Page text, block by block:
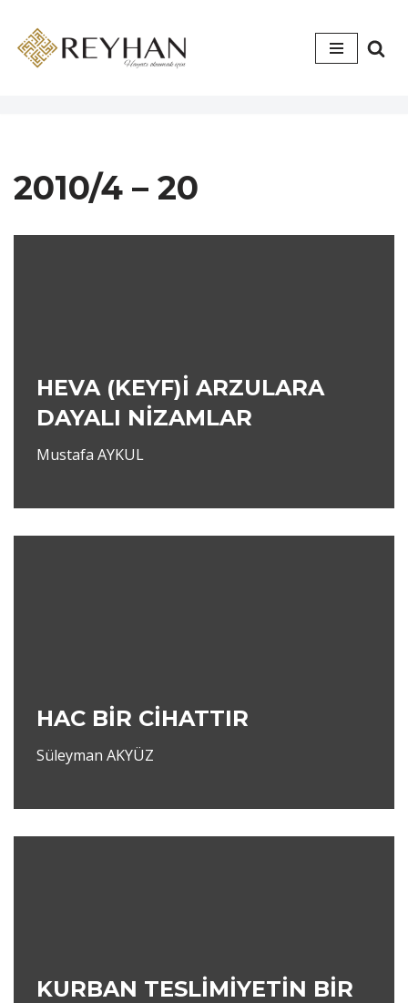
İçeriğe
2010/4 – 20
HEVA (KEYF)İ ARZULARA
DAYALI NİZAMLAR
Mustafa AYKUL
HAC BİR CİHATTIR
Süleyman AKYÜZ
KURBAN TESLİMİYETİN BİR